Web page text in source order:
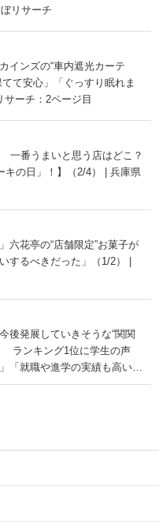
リサーチ
インズの“車内遮光カーテ
て安心」「ぐっすり眠れま
ーチ：2ページ目
一番うまいと思う店はどこ？
キの日」！】（2/4） | 兵庫県
六花亭の“店舗限定”お菓子が
るべきだった」（1/2） |
後発展していきそうな“関関
ランキング1位に学生の声
「就職や進学の実績も高い」